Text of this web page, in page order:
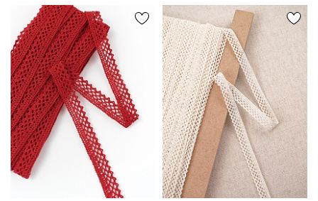
Цветопередача может отличаться от оригинального цвета в
зависимости от настроек вашего монитора.